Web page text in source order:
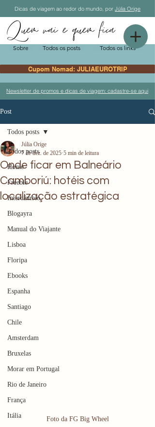
Sobre Todos os posts Todos os links
Cupom Nomad: JULIAEUROTRIP
Dicas de viagem ao redor do mundo, por Júlia Orige
Newsletter de promos e dicas de viagem: cadastre-se aqui
Post
Todos posts
Home
Freebie
Intercâmbio
Blogayra
Manual do Viajante
Lisboa
Floripa
Ebooks
Espanha
Santiago
Chile
Amsterdam
Bruxelas
Morar em Portugal
Rio de Janeiro
França
Itália
Todos posts
Onde ficar em Balneário
Camboriú: hotéis com
localização estratégica
Júlia Orige
7 de dez. de 2025 5 min de leitura
Foto da FG Big Wheel